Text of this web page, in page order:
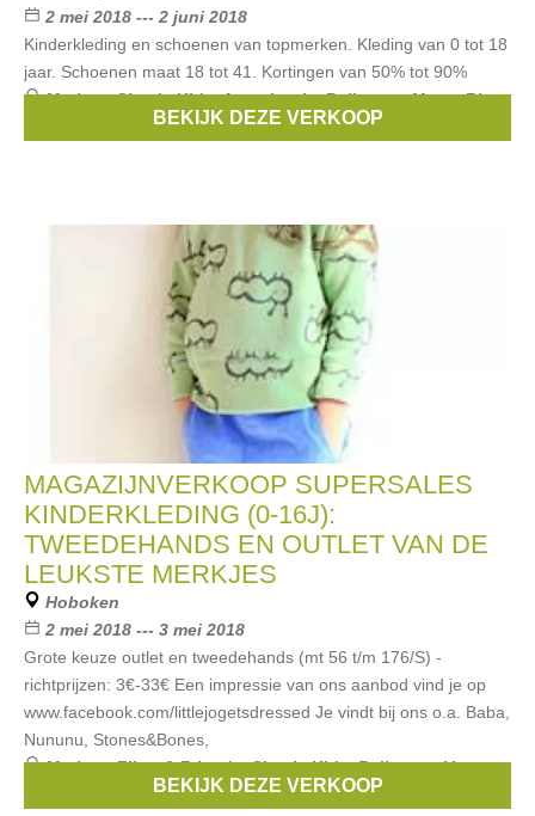
2 mei 2018 --- 2 juni 2018
Kinderkleding en schoenen van topmerken. Kleding van 0 tot 18
jaar. Schoenen maat 18 tot 41. Kortingen van 50% tot 90%
Merken:Simple Kids,Anne kurris,Bellerose,Maan,Rita
BEKIJK DEZE VERKOOP
MAGAZIJNVERKOOP SUPERSALES
KINDERKLEDING (0-16J):
TWEEDEHANDS EN OUTLET VAN DE
LEUKSTE MERKJES
Hoboken
2 mei 2018 --- 3 mei 2018
Grote keuze outlet en tweedehands (mt 56 t/m 176/S) -
richtprijzen: 3€-33€ Een impressie van ons aanbod vind je op
www.facebook.com/littlejogetsdressed Je vindt bij ons o.a. Baba,
Nununu, Stones&Bones,
Merken:Filou & Friends,Simple Kids,Bellerose,Van
, ...BEKIJK DEZE VERKOOP